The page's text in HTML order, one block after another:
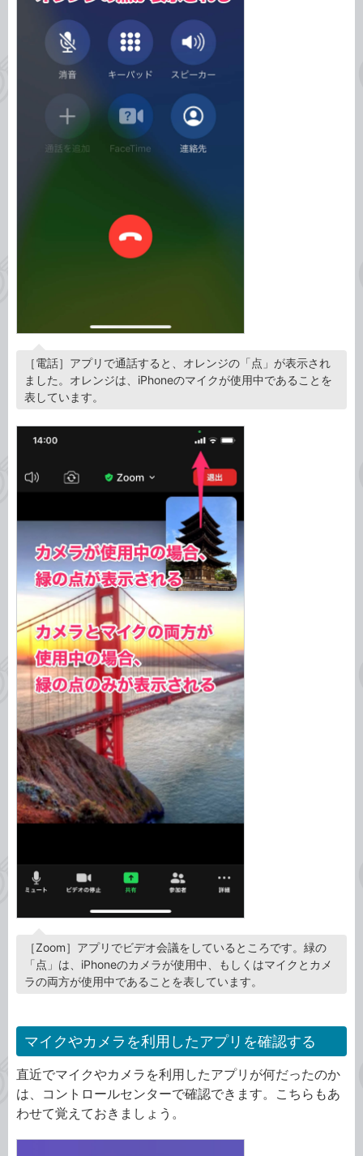
［電話］アプリで通話すると、オレンジの「点」が表示され
ました。オレンジは、iPhoneのマイクが使用中であることを
表しています。
［Zoom］アプリでビデオ会議をしているところです。緑の
「点」は、iPhoneのカメラが使用中、もしくはマイクとカメ
ラの両方が使用中であることを表しています。
マイクやカメラを利用したアプリを確認する
直近でマイクやカメラを利用したアプリが何だったのか
は、コントロールセンターで確認できます。こちらもあ
わせて覚えておきましょう。